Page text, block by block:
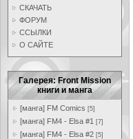
СКАЧАТЬ
ФОРУМ
ССЫЛКИ
О САЙТЕ
Галерея: Front Mission
книги и манга
[манга] FM Comics [5]
[манга] FM4 - Elsa #1 [7]
[манга] FM4 - Elsa #2 [5]